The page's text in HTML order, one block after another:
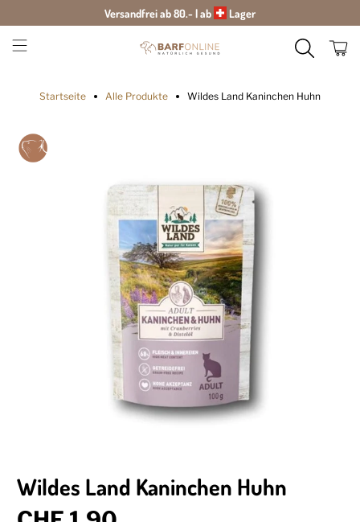
Versandfrei ab 80.- | ab Lager
Startseite Alle Produkte Wildes Land Kaninchen Huhn
Wildes Land Kaninchen Huhn